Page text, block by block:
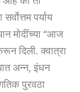
पर्याय
मोदींच्या “आज
दिली. क्वात्रा
अन्न, इंधन
पुरवठा